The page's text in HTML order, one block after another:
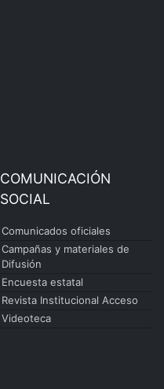
COMUNICACIÓN
SOCIAL
Comunicados oficiales
Campañas y materiales de
Difusión
Encuesta estatal
Revista Institucional Acceso
Videoteca